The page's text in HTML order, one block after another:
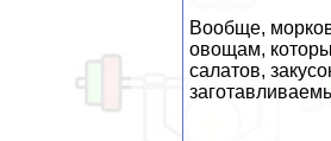
Вообще,
овощам,
салатов,